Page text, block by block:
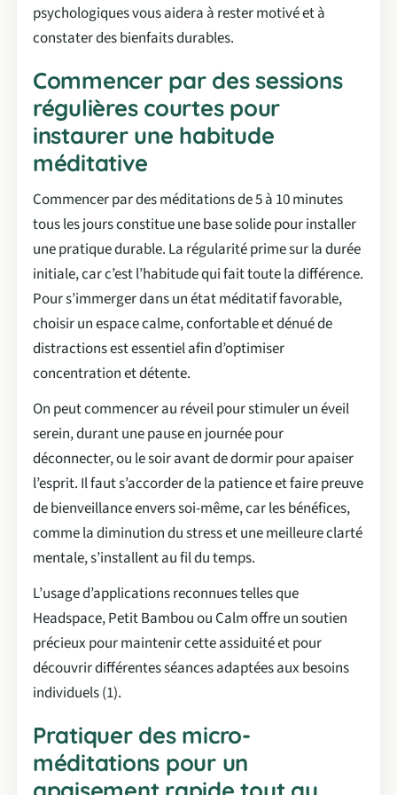
psychologiques vous aidera à rester motivé et à
constater des bienfaits durables.
Commencer par des sessions
régulières courtes pour
instaurer une habitude
méditative
Commencer par des méditations de 5 à 10 minutes
tous les jours constitue une base solide pour installer
une pratique durable. La régularité prime sur la durée
initiale, car c’est l’habitude qui fait toute la différence.
Pour s’immerger dans un état méditatif favorable,
choisir un espace calme, confortable et dénué de
distractions est essentiel afin d’optimiser
concentration et détente.
On peut commencer au réveil pour stimuler un éveil
serein, durant une pause en journée pour
déconnecter, ou le soir avant de dormir pour apaiser
l’esprit. Il faut s’accorder de la patience et faire preuve
de bienveillance envers soi-même, car les bénéfices,
comme la diminution du stress et une meilleure clarté
mentale, s’installent au fil du temps.
L’usage d’applications reconnues telles que
Headspace, Petit Bambou ou Calm offre un soutien
précieux pour maintenir cette assiduité et pour
découvrir différentes séances adaptées aux besoins
individuels (1).
Pratiquer des micro-
méditations pour un